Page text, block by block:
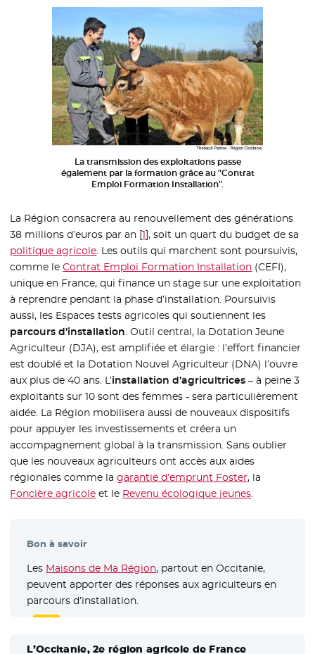
La transmission des exploitations passe
également par la formation grâce au "Contrat
Emploi Formation Installation".
La Région consacrera au renouvellement des générations
38 millions d’euros par an [1], soit un quart du budget de sa
politique agricole. Les outils qui marchent sont poursuivis,
comme leContrat Emploi Formation Installation - Nouvelle
(CEFI),
unique en France, qui finance un stage sur une exploitation
à reprendre pendant la phase d’installation. Poursuivis
aussi, les Espaces tests agricoles qui soutiennent les
parcours d’installation. Outil central, la Dotation Jeune
Agriculteur (DJA), est amplifiée et élargie : l’effort financier
est doublé et la Dotation Nouvel Agriculteur (DNA) l’ouvre
aux plus de 40 ans. L’installation d’agricultrices – à peine 3
exploitants sur 10 sont des femmes - sera particulièrement
aidée. La Région mobilisera aussi de nouveaux dispositifs
pour appuyer les investissements et créera un
accompagnement global à la transmission. Sans oublier
que les nouveaux agriculteurs ont accès aux aides
régionales comme lagarantie d’emprunt Foster, la
Foncière agricole - Nouvelle fenêtre
et le Revenu écologique jeunes.
Bon à savoir
Les Maisons de Ma Région, partout en Occitanie,
peuvent apporter des réponses aux agriculteurs en
parcours d’installation.
L’Occitanie, 2e région agricole de France